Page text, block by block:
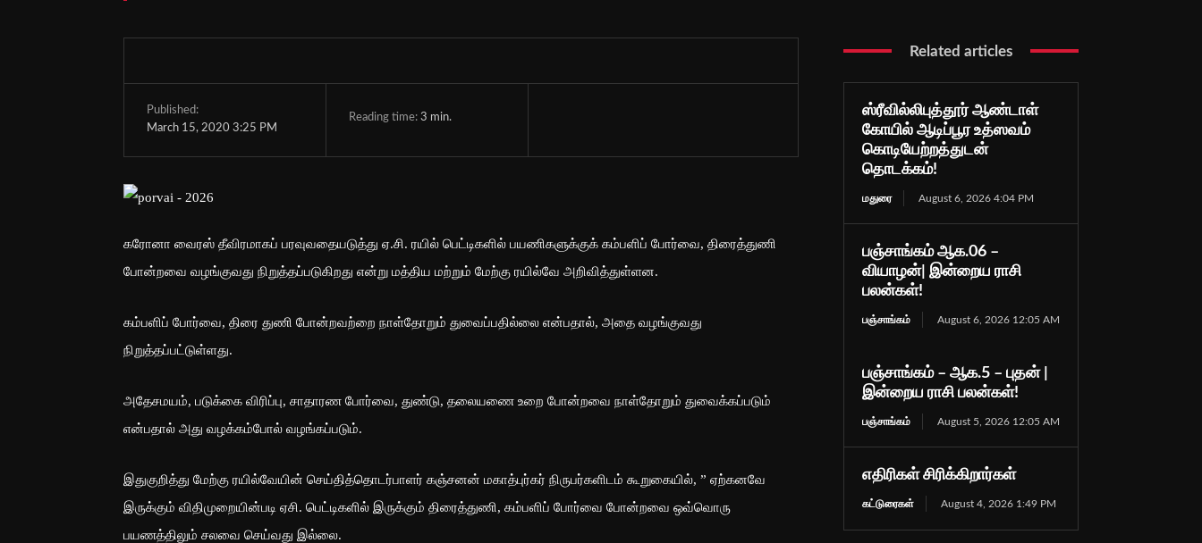
Published:
March 15, 2020 3:25 PM
Reading time: 3 min.
கரோனா வைரஸ் தீவிரமாகப் பரவுவதையடுத்து ஏ.சி. ரயில் பெட்டிகளில் பயணிகளுக்குக் கம்பளிப் போர்வை, திரைத்துணி
போன்றவை வழங்குவது நிறுத்தப்படுகிறது என்று மத்திய மற்றும் மேற்கு ரயில்வே அறிவித்துள்ளன.
கம்பளிப் போர்வை, திரை துணி போன்றவற்றை நாள்தோறும் துவைப்பதில்லை என்பதால், அதை வழங்குவது
நிறுத்தப்பட்டுள்ளது.
அதேசமயம், படுக்கை விரிப்பு, சாதாரண போர்வை, துண்டு, தலையணை உறை போன்றவை நாள்தோறும் துவைக்கப்படும்
என்பதால் அது வழக்கம்போல் வழங்கப்படும்.
இதுகுறித்து மேற்கு ரயில்வேயின் செய்தித்தொடர்பாளர் கஞ்சனன் மகாத்புர்கர் நிருபர்களிடம் கூறுகையில், ” ஏற்கனவே
இருக்கும் விதிமுறையின்படி ஏசி. பெட்டிகளில் இருக்கும் திரைத்துணி, கம்பளிப் போர்வை போன்றவை ஒவ்வொரு
பயணத்திலும் சலவை செய்வது இல்லை.
Related articles
ஸ்ரீவில்லிபுத்தூர் ஆண்டாள்
கோயில் ஆடிப்பூர உத்ஸவம்
கொடியேற்றத்துடன்
தொடக்கம்!
மதுரை August 6, 2026 4:04 PM
பஞ்சாங்கம் ஆக.06 –
வியாழன்| இன்றைய ராசி
பலன்கள்!
பஞ்சாங்கம் August 6, 2026 12:05 AM
பஞ்சாங்கம் – ஆக.5 – புதன் |
இன்றைய ராசி பலன்கள்!
பஞ்சாங்கம் August 5, 2026 12:05 AM
எதிரிகள் சிரிக்கிறார்கள்
கட்டுரைகள் August 4, 2026 1:49 PM